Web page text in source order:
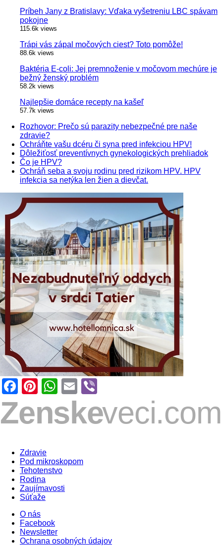
Príbeh Jany z Bratislavy: Vďaka vyšetreniu LBC spávam
pokojne
115.6k views
Trápi vás zápal močových ciest? Toto pomôže!
88.6k views
Baktéria E-coli: Jej premnoženie v močovom mechúre je
bežný ženský problém
58.2k views
Najlepšie domáce recepty na kašeľ
57.7k views
Rozhovor: Prečo sú parazity nebezpečné pre naše
zdravie?
Ochráňte vašu dcéru či syna pred infekciou HPV!
Dôležiťosť preventívnych gynekologických prehliadok
Čo je HPV?
Ochráň seba a svoju rodinu pred rizikom HPV. HPV
infekcia sa netýka len žien a dievčat.
Facebook
Pinterest
WhatsApp
Email
Zdravie
Pod mikroskopom
Tehotenstvo
Rodina
Zaujímavosti
Súťaže
O nás
Facebook
Newsletter
Ochrana osobných údajov